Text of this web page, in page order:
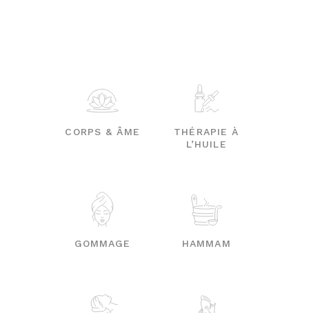
CORPS & ÂME
THÉRAPIE À
L’HUILE
GOMMAGE HAMMAM